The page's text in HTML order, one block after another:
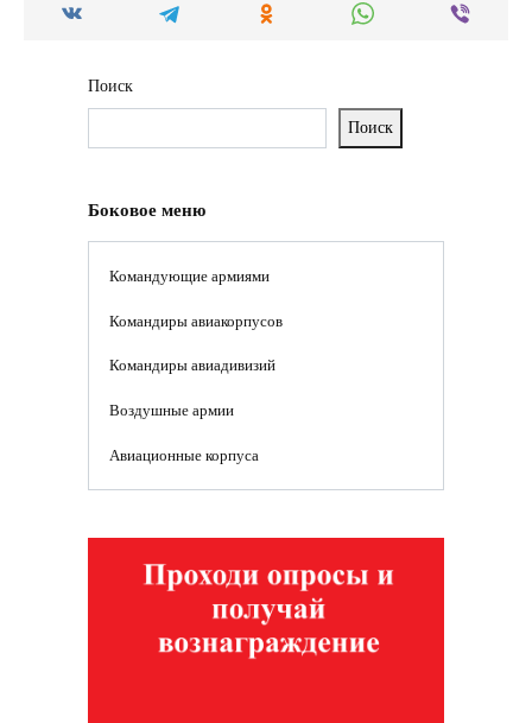
Поиск
Поиск
Боковое меню
Командующие армиями
Командиры авиакорпусов
Командиры авиадивизий
Воздушные армии
Авиационные корпуса